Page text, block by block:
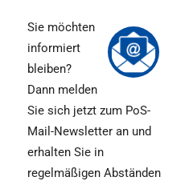
Sie möchten
informiert
bleiben?
Dann melden
Sie sich jetzt zum PoS-
Mail-Newsletter an und
erhalten Sie in
regelmäßigen Abständen